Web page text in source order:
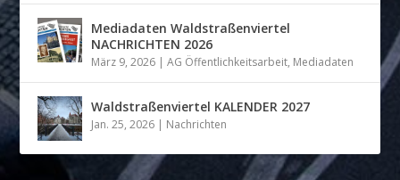
Mediadaten Waldstraßenviertel
NACHRICHTEN 2026
März 9, 2026 |AG Öffentlichkeitsarbeit, Mediadaten
Waldstraßenviertel KALENDER 2027
Jan. 25, 2026 | Nachrichten